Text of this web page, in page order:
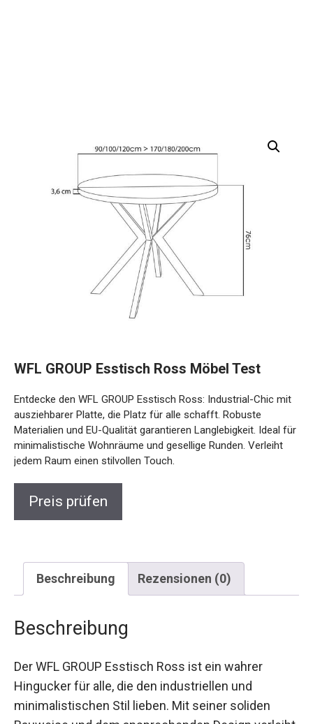
WFL GROUP Esstisch Ross Möbel Test
Entdecke den WFL GROUP Esstisch Ross: Industrial-Chic mit
ausziehbarer Platte, die Platz für alle schafft. Robuste
Materialien und EU-Qualität garantieren Langlebigkeit. Ideal für
minimalistische Wohnräume und gesellige Runden. Verleiht
jedem Raum einen stilvollen Touch.
Preis prüfen
Beschreibung Rezensionen (0)
Beschreibung
Der WFL GROUP Esstisch Ross ist ein wahrer
Hingucker für alle, die den industriellen und
minimalistischen Stil lieben. Mit seiner soliden